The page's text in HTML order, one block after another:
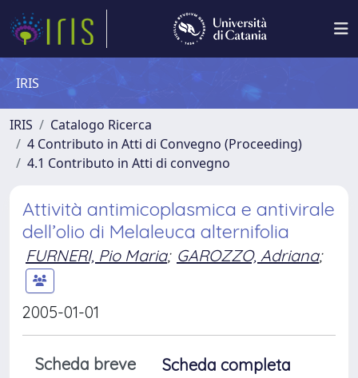
IRIS
IRIS
Catalogo Ricerca
4 Contributo in Atti di Convegno (Proceeding)
4.1 Contributo in Atti di convegno
Attività antimicoplasmica e antivirale
dell’olio di Melaleuca alternifolia
FURNERI, Pio Maria; GAROZZO, Adriana;
2005-01-01
Scheda breve
Scheda completa